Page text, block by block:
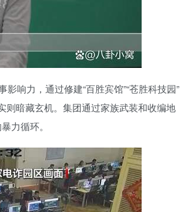
响力，通过修建“百胜宾馆”“苍胜科技园”
则暗藏玄机。集团通过家族武装和收编地
力循环。